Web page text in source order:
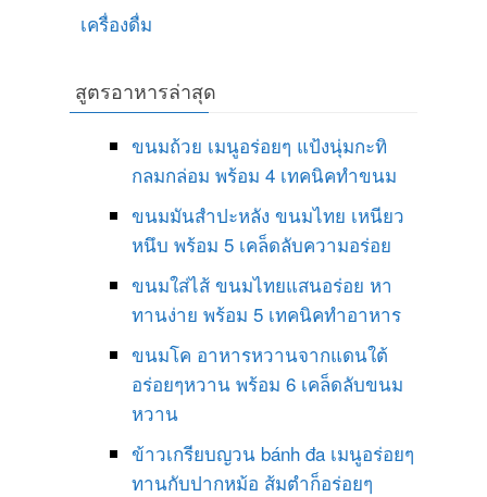
เครื่องดื่ม
สูตรอาหารล่าสุด
ขนมถ้วย เมนูอร่อยๆ แป้งนุ่มกะทิ
กลมกล่อม พร้อม 4 เทคนิคทำขนม
ขนมมันสำปะหลัง ขนมไทย เหนียว
หนึบ พร้อม 5 เคล็ดลับความอร่อย
ขนมใส่ไส้ ขนมไทยแสนอร่อย หา
ทานง่าย พร้อม 5 เทคนิคทำอาหาร
ขนมโค อาหารหวานจากแดนใต้
อร่อยๆหวาน พร้อม 6 เคล็ดลับขนม
หวาน
ข้าวเกรียบญวน bánh đa เมนูอร่อยๆ
ทานกับปากหม้อ ส้มตำก็อร่อยๆ